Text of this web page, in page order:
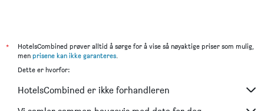
*
HotelsCombined prøver alltid å sørge for å vise så nøyaktige priser som mulig,
men prisene kan ikke garanteres.
Dette er hvorfor:
HotelsCombined er ikke forhandleren